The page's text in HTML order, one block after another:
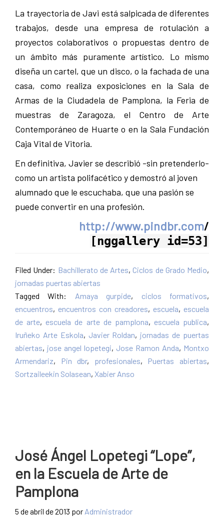
La trayectoria de Javi está salpicada de diferentes
trabajos, desde una empresa de rotulación a
proyectos colaborativos o propuestas dentro de
un ámbito más puramente artístico. Lo mis­mo
diseña un cartel, que un disco, o la fachada de una
casa, como realiza exposiciones en la Sala de
Armas de la Ciudadela de Pamplona, la Feria de
muestras de Zaragoza, el Centro de Arte
Contemporáneo de Huarte o en la Sala Fundación
Caja Vital de Vitoria.
En definitiva, Javier se describió -sin pretenderlo-
como un artista polifacético y demostró al joven
alumnado que le escuchaba, que una pasión se
puede convertir en una profesión.
http://www.pindbr.com/
[nggallery id=53]
Filed Under: Bachillerato de Artes, Ciclos de Grado Medio,
jornadas puertas abiertas
Tagged With: Amaya gurpide, ciclos formativos,
encuentros, encuentros con creadores, escuela, escuela
de arte, escuela de arte de pamplona, escuela publica,
Iruñeko Arte Eskola, Javier Roldan, jornadas de puertas
abiertas, jose angel lopetegi, Jose Ramon Anda, Montxo
Armendariz, Pin dbr, profesionales, Puertas abiertas,
Sortzaileekin Solasean, Xabier Anso
José Ángel Lopetegi “Lope”,
en la Escuela de Arte de
Pamplona
5 de abril de 2013 por Administrador